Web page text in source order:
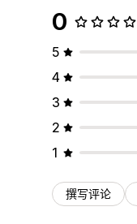
0
5
4
3
2
1
撰写评论